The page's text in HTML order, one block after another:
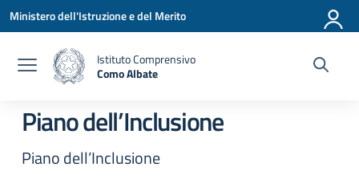
Vai ai contenuti
Vai al menu di navigazione
Vai al footer
Ministero dell'Istruzione e del Merito
Istituto Comprensivo
Como Albate
Piano dell’Inclusione
Piano dell’Inclusione